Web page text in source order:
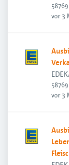
vor 3
vor 3